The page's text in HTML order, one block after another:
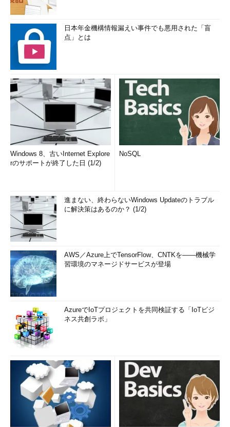
日本年金機構情報漏えい事件でも悪用された「盲
点」とは
Windows 8、古いInternet Explore
rのサポートが終了した日 (1/2)
NoSQL
進まない、終わらないWindows Updateのトラブル
に解決策はあるのか？ (1/2)
AWS／Azure上でTensorFlow、CNTKを――機械学
習環境のマネージドサービスが登場
AzureでIoTプロジェクトを共同検証する「IoTビジ
ネス共創ラボ」